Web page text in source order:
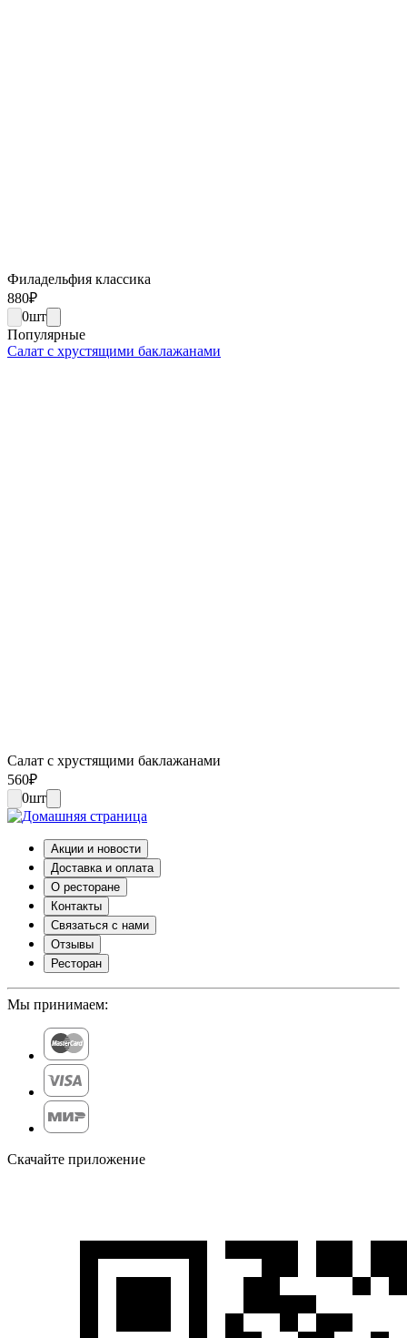
Филадельфия классика
880₽
0шт
Популярные
Салат с хрустящими баклажанами
Салат с хрустящими баклажанами
560₽
0шт
Акции и новости
Доставка и оплата
О ресторане
Контакты
Связаться с нами
Отзывы
Ресторан
Мы принимаем:
Скачайте приложение